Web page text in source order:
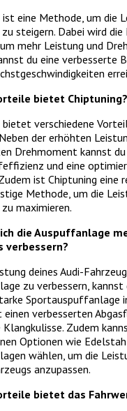
eine Methode, um die
zu steigern. Dabei wird
mehr Leistung und
du eine verbesserte
bietet Chiptuning?
bietet verschiedene
der erhöhten
Drehmoment kannst du
und eine
ist Chiptuning eine
Methode, um die
maximieren.
die Auspuffanlage
verbessern?
deines Audi-
zu verbessern, kannst
Sportauspuffanlage
verbesserten
Zudem
Optionen wie
wählen, um die
anzupassen.
bietet das